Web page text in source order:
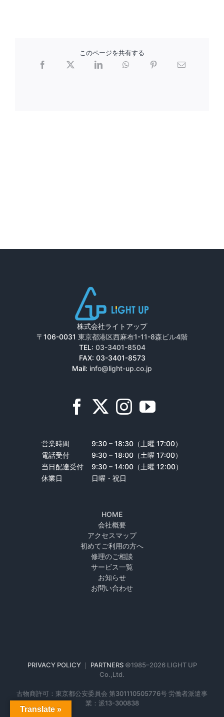
このページを共有する
Facebook
LinkedIn WhatsApp Pinterest電
株式会社ライトアップ
〒106-0031 東京都港区西麻布1-11-8森ビル4階
TEL: 03-3401-8504
FAX: 03-3401-8573
Mail: info@light-up.co.jp
営業時間
9:30 – 18:30（土曜 17:00）
電話受付
9:30 – 18:00（土曜 17:00）
当日配達受付
9:30 – 14:00（土曜 12:00）
休業日
日曜・祝日
HOME
会社概要
アクセスマップ
初めてご利用の方へ
修理のご相談
サービス一覧
お知らせ
お問い合わせ
PRIVACY POLICY｜ PARTNERS ©1985–2026 LIGHT UP
Co.,Ltd.
古物商許可：東京都公安委員会 第301110505776号 労働者派遣事
業：派13-300838
Translate »